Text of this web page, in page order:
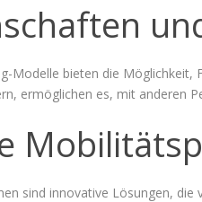
Modelle bieten die
ermöglichen es, mit anderen
sind innovative Lösungen,